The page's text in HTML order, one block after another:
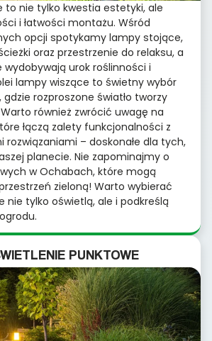
to nie tylko kwestia estetyki, ale
i łatwości montażu. Wśród
opcji spotykamy lampy stojące,
oraz przestrzenie do relaksu, a
urok roślinności i
lampy wiszące to świetny wybór
rozproszone światło tworzy
również zwrócić uwagę na
łączą zalety funkcjonalności z
rozwiązaniami – doskonałe dla tych,
planecie. Nie zapominajmy o
w Ochabach, które mogą
zieloną! Warto wybierać
nie tylko oświetlą, ale i podkreślą
PUNKTOWE